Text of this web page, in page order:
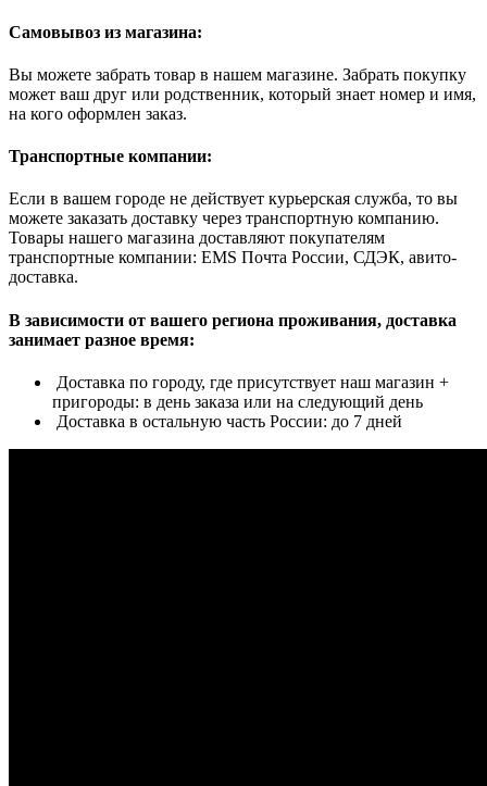
Самовывоз из магазина:
Вы можете забрать товар в нашем магазине. Забрать покупку
может ваш друг или родственник, который знает номер и имя,
на кого оформлен заказ.
Транспортные компании:
Если в вашем городе не действует курьерская служба, то вы
можете заказать доставку через транспортную компанию.
Товары нашего магазина доставляют покупателям
транспортные компании: EMS Почта России, СДЭК, авито-
доставка.
В зависимости от вашего региона проживания, доставка
занимает разное время:
Доставка по городу, где присутствует наш магазин +
пригороды: в день заказа или на следующий день
Доставка в остальную часть России: до 7 дней